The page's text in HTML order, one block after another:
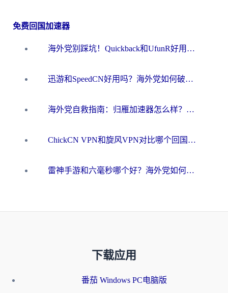
免费回国加速器
海外党别踩坑！Quickback和UfunR好用吗？选对回国加速器才能无缝刷国内资源
迅游和SpeedCN好用吗？海外党如何破解那道看不见的墙
海外党自救指南：归雁加速器怎么样？教你避开坑实现国内资源无缝访问
ChickCN VPN和旋风VPN对比哪个回国效果更好？海外用户的选择困境与出路
雷神手游和六毫秒哪个好？海外党如何真正解锁国内资源
下载应用
番茄 Windows PC电脑版